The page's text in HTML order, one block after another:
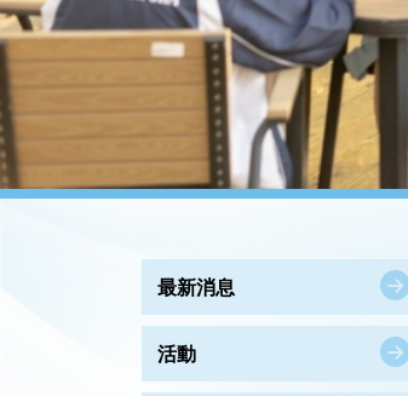
最新消息
活動